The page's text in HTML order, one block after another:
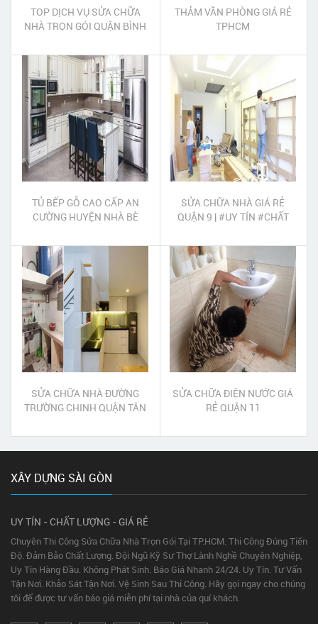
TOP DỊCH VỤ SỬA CHỮA
NHÀ TRỌN GÓI QUẬN BÌNH
THẢM VĂN PHÒNG GIÁ RẺ
TPHCM
TỦ BẾP GỖ CAO CẤP AN
CƯỜNG HUYỆN NHÀ BÈ
SỬA CHỮA NHÀ GIÁ RẺ
QUẬN 9 | #UY TÍN #CHẤT
SỬA CHỮA NHÀ ĐƯỜNG
TRƯỜNG CHINH QUẬN TÂN
SỬA CHỮA ĐIỆN NƯỚC GIÁ
RẺ QUẬN 11
XÂY DỰNG SÀI GÒN
UY TÍN - CHẤT LƯỢNG - GIÁ RẺ
Chuyên Thi Công Sửa Chữa Nhà Trọn Gói Tại TP.HCM. Thi Công Đúng Tiến
Độ. Đảm Bảo Chất Lượng. Đội Ngũ Kỹ Sư Thợ Lành Nghề Chuyên Nghiệp,
Uy Tín Hàng Đầu. Không Phát Sinh. Báo Giá Nhanh 24/24. Uy Tín. Tư Vấn
Tận Nơi. Khảo Sát Tận Nơi. Vệ Sinh Sau Thi Công. Hãy gọi ngay cho chúng
tôi để được tư vấn báo giá miễn phí tại nhà của quí khách.